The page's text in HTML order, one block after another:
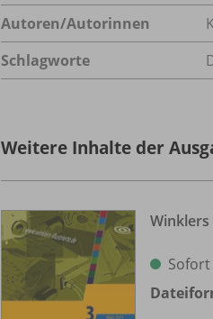
Autoren/Autorinnen
Schlagworte
Weitere Inhalte der